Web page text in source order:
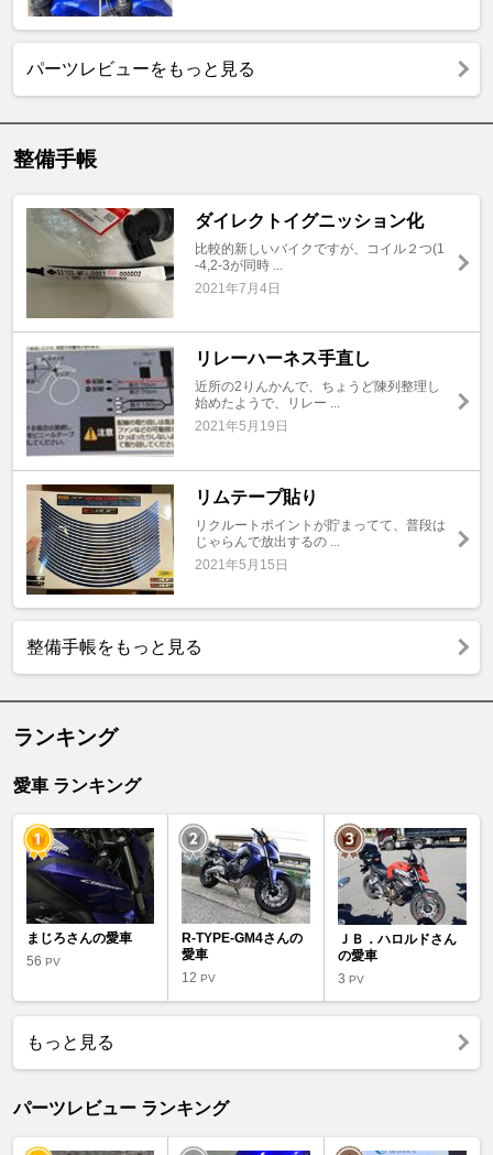
パーツレビューをもっと見る
整備手帳
ダイレクトイグニッション化
比較的新しいバイクですが、コイル２つ(1
-4,2-3が同時 ...
2021年7月4日
リレーハーネス手直し
近所の2りんかんで、ちょうど陳列整理し
始めたようで、リレー ...
2021年5月19日
リムテープ貼り
リクルートポイントが貯まってて、普段は
じゃらんで放出するの ...
2021年5月15日
整備手帳をもっと見る
ランキング
愛車 ランキング
まじろさんの愛車
56 PV
R-TYPE-GM4さんの
愛車
12PV
ＪＢ．ハロルドさん
の愛車
3 PV
もっと見る
パーツレビュー ランキング